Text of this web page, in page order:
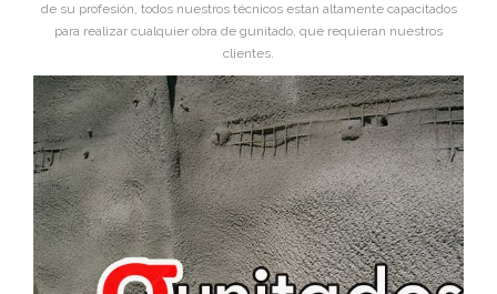
de su profesión, todos nuestros técnicos estan altamente capacitados
para realizar cualquier obra de gunitado, que requieran nuestros
clientes.